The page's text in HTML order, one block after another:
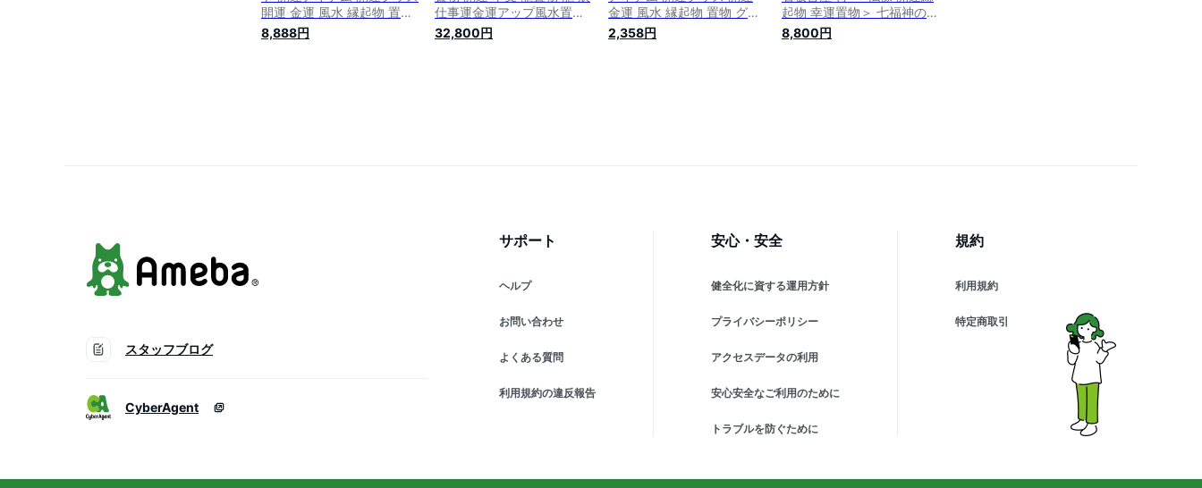
開運 金運 風水 縁起物 置物
グッズ 風水グッズ 金運アッ
プ かわいい 布袋様 玄関
8,888円
仕事運金運アップ風水置物
縁起物 辰年お守り 開運風水
アイテム 開運グッズ 送料無
32,800円
金運 風水 縁起物 置物 グッ
ズ 風水グッズ 金運アップ
かわいい 布袋様 玄関 2026
2,358円
起物 幸運置物＞ 七福神の置
物 大黒様の置物 大国主命
七福神
8,800円
スタッフブログ
CyberAgent
サポート
ヘルプ
お問い合わせ
よくある質問
利用規約の違反報告
安心・安全
健全化に資する運用方針
プライバシーポリシー
アクセスデータの利用
安心安全なご利用のために
トラブルを防ぐために
規約
利用規約
特定商取引